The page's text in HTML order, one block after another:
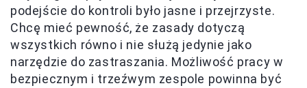
podejście do kontroli było jasne i przejrzyste.
Chcę mieć pewność, że zasady dotyczą
wszystkich równo i nie służą jedynie jako
narzędzie do zastraszania. Możliwość pracy w
bezpiecznym i trzeźwym zespole powinna być